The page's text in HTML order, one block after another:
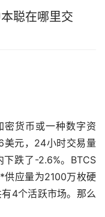
聪在哪里交
密货币或一种数字资
美元，24小时交易量
跌了-2.6%。BTCS
供应量为2100万枚硬
有4个活跃市场。那么